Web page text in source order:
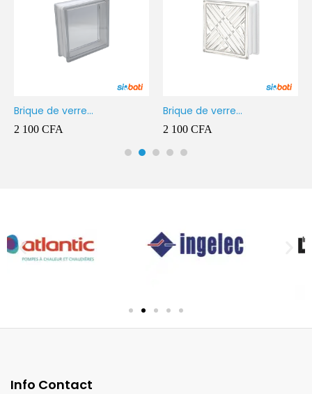
Brique de verre
190X190X80MM Transparent
2 100 CFA
Brique de verre
190X190X80MM CROSS
2 100 CFA
Info Contact